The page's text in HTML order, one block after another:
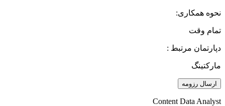
نحوه همکاری:
تمام وقت
دپارتمان مرتبط :
مارکتینگ
ارسال رزومه
Content Data Analyst